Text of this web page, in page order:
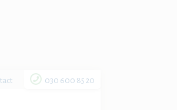
030 600 85 20